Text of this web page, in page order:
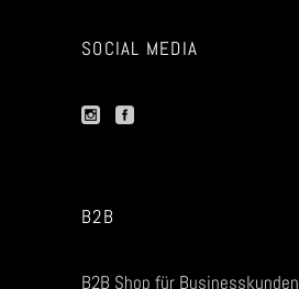
SOCIAL MEDIA
B2B
B2B Shop für Businesskunden